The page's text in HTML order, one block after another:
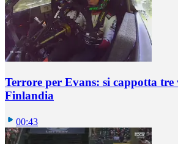
Terrore per Evans: si cappotta
Finlandia
00:43